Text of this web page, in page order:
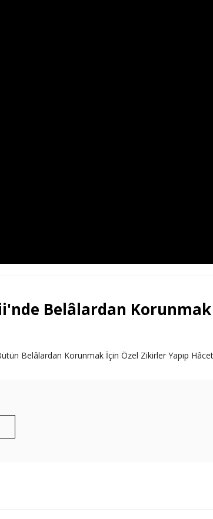
Belâlardan
Belâlardan Korunmak İçin Özel Zikirler Yapıp Hâcet